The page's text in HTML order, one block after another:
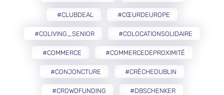
#CLUBDEAL #CŒURDEUROPE
#COLIVING_SENIOR #COLOCATIONSOLIDAIRE
#COMMERCE #COMMERCEDEPROXIMITÉ
#CONJONCTURE #CRÈCHEDUBLIN
#CROWDFUNDING #DBSCHENKER